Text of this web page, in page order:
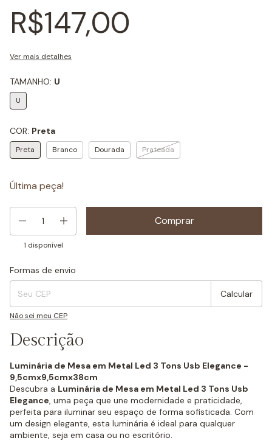
R$147,00
Ver mais detalhes
TAMANHO: U
U
COR: Preta
Preta Branco Dourada Prateada
Última peça!
1 disponível
Entregas para o CEP:
Formas de envio
Calcular
Não sei meu CEP
Descrição
Luminária de Mesa em Metal Led 3 Tons Usb Elegance -
9,5cmx9,5cmx38cm
Descubra a Luminária de Mesa em Metal Led 3 Tons Usb
Elegance, uma peça que une modernidade e praticidade,
perfeita para iluminar seu espaço de forma sofisticada. Com
um design elegante, esta luminária é ideal para qualquer
ambiente, seja em casa ou no escritório.